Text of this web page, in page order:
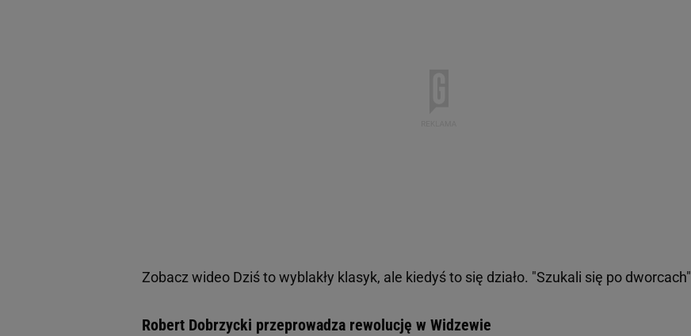
Zobacz wideo Dziś to wyblakły klasyk, ale kiedyś to się działo. "Szukali się po dworcach"
Robert Dobrzycki przeprowadza rewolucję w Widzewie